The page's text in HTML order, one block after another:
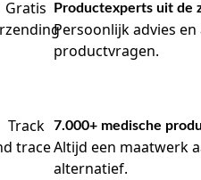
Productexperts uit de
Persoonlijk advies
productvragen.
7.000+ medische
Altijd een maatwerk
alternatief.